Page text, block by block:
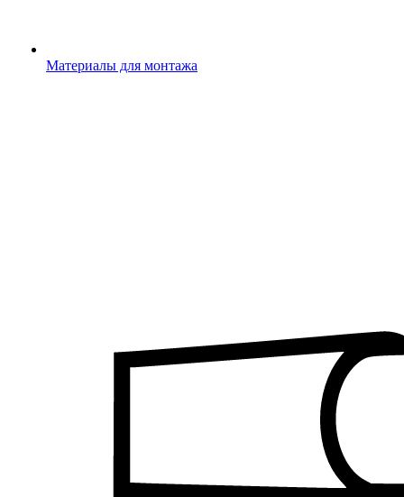
Материалы для монтажа